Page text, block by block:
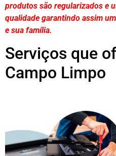
produtos são regularizados e
qualidade garantindo assim
e sua família.
Serviços que
Campo Limpo